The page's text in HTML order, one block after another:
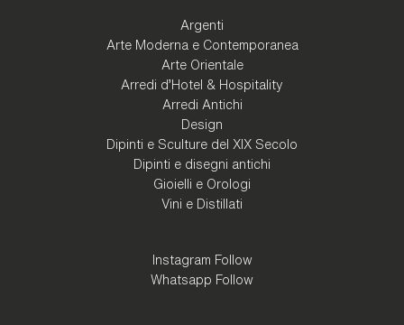
Argenti
Arte Moderna e Contemporanea
Arte Orientale
Arredi d'Hotel & Hospitality
Arredi Antichi
Design
Dipinti e Sculture del XIX Secolo
Dipinti e disegni antichi
Gioielli e Orologi
Vini e Distillati
Instagram Follow
Whatsapp Follow